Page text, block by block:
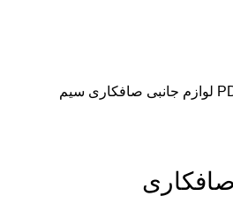
لوازم جانبی صافکاری سیم